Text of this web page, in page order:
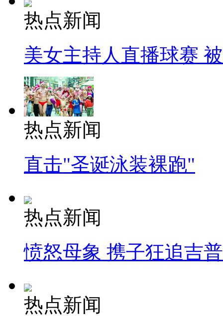
热点新闻
美女主持人直播球赛
热点新闻
直击"圣诞泳装裸跑"
热点新闻
愤怒母象 携子狂追吉
热点新闻